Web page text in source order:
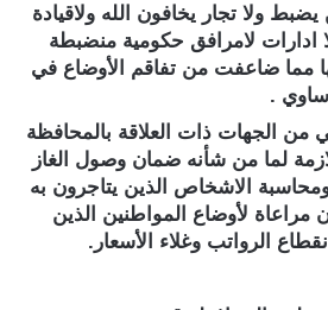
ولا تجار يخافون الله ولاقيادة
ادارات لامرافق حكومية منضبطة
مما ضاعفت من تفاقم الأوضاع في
.
من الجهات ذات العلاقة بالمحافظة
لما من شأنه ضمان وصول الغاز
الاشخاص الذين يتاجرون به
لأوضاع المواطنين الذين
الرواتب وغلاء الأسعار.